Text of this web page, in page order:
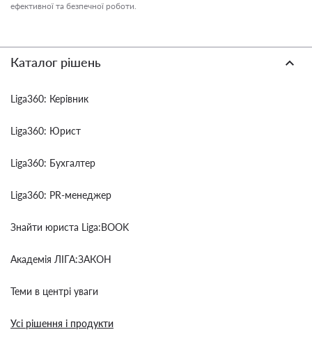
ефективної та безпечної роботи.
Каталог рішень
Liga360: Керівник
Liga360: Юрист
Liga360: Бухгалтер
Liga360: PR-менеджер
Знайти юриста Liga:BOOK
Академія ЛІГА:ЗАКОН
Теми в центрі уваги
Усі рішення і продукти